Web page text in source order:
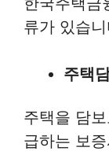
류가 있습
주택
주택을 담
급하는 보